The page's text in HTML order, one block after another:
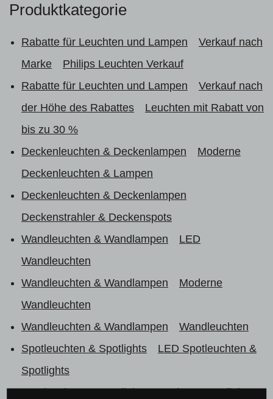
Produktkategorie
Rabatte für Leuchten und Lampen
Verkauf nach
Marke
Philips Leuchten Verkauf
Rabatte für Leuchten und Lampen
Verkauf nach
der Höhe des Rabattes
Leuchten mit Rabatt von
bis zu 30 %
Deckenleuchten & Deckenlampen
Moderne
Deckenleuchten & Lampen
Deckenleuchten & Deckenlampen
Deckenstrahler & Deckenspots
Wandleuchten & Wandlampen
LED
Wandleuchten
Wandleuchten & Wandlampen
Moderne
Wandleuchten
Wandleuchten & Wandlampen
Wandleuchten
Spotleuchten & Spotlights
LED Spotleuchten &
Spotlights
Spotleuchten & Spotlights
Moderne Spotlights